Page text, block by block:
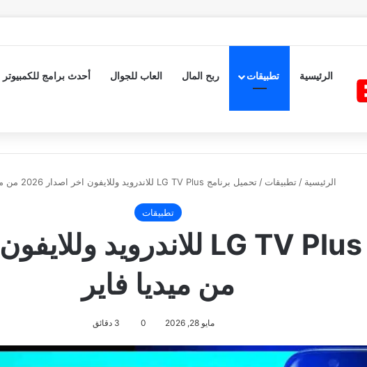
الرئيسية تطبيقات ربح المال العاب للجوال أحدث برامج للكمبيوتر
الرئيسية / تطبيقات / تحميل برنامج LG TV Plus للاندرويد وللايفون اخر اصدار 2026 من ميديا فاير
تطبيقات
من ميديا فاير
مايو 28, 2026 0